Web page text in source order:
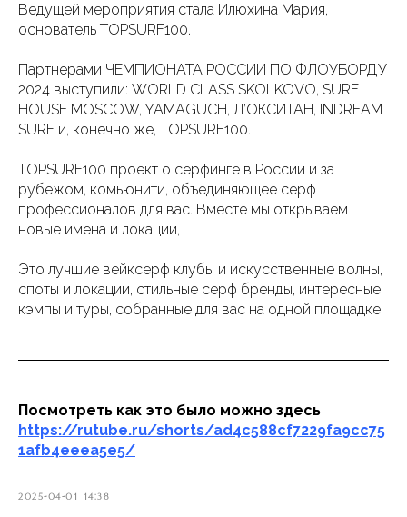
Ведущей мероприятия стала Илюхина Мария,
основатель TOPSURF100.
Партнерами ЧЕМПИОНАТА РОССИИ ПО ФЛОУБОРДУ
2024 выступили: WORLD CLASS SKOLKOVO, SURF
HOUSE MOSCOW, YAMAGUCH, Л’ОКСИТАН, INDREAM
SURF и, конечно же, TOPSURF100.
TOPSURF100 проект о серфинге в России и за
рубежом, комьюнити, объединяющее серф
профессионалов для вас. Вместе мы открываем
новые имена и локации,
Это лучшие вейксерф клубы и искусственные волны,
споты и локации, стильные серф бренды, интересные
кэмпы и туры, собранные для вас на одной площадке.
Посмотреть как это было можно здесь
https://rutube.ru/shorts/ad4c588cf7229fa9cc75
1afb4eeea5e5/
2025-04-01 14:38